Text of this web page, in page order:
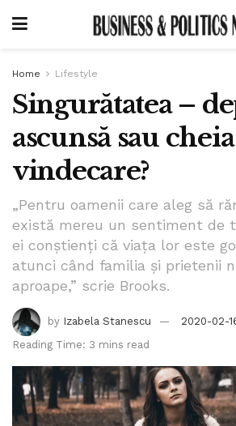
Home Lifestyle
Singurătatea –
ascunsă sau
vindecare?
„Pentru oamenii care aleg să
există mereu un sentiment de
ei conștienți că viața lor este
atunci când familia și prietenii
aproape,” scrie Brooks.
by Izabela Stanescu
2020-02-
Reading Time: 3 mins read